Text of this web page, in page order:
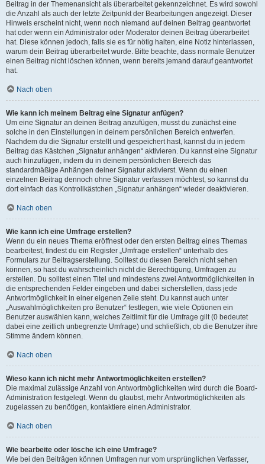
Beitrag in der Themenansicht als überarbeitet gekennzeichnet. Es wird sowohl
die Anzahl als auch der letzte Zeitpunkt der Bearbeitungen angezeigt. Dieser
Hinweis erscheint nicht, wenn noch niemand auf deinen Beitrag geantwortet
hat oder wenn ein Administrator oder Moderator deinen Beitrag überarbeitet
hat. Diese können jedoch, falls sie es für nötig halten, eine Notiz hinterlassen,
warum dein Beitrag überarbeitet wurde. Bitte beachte, dass normale Benutzer
einen Beitrag nicht löschen können, wenn bereits jemand darauf geantwortet
hat.
Nach oben
Wie kann ich meinem Beitrag eine Signatur anfügen?
Um eine Signatur an deinen Beitrag anzufügen, musst du zunächst eine
solche in den Einstellungen in deinem persönlichen Bereich entwerfen.
Nachdem du die Signatur erstellt und gespeichert hast, kannst du in jedem
Beitrag das Kästchen „Signatur anhängen“ aktivieren. Du kannst eine Signatur
auch hinzufügen, indem du in deinem persönlichen Bereich das
standardmäßige Anhängen deiner Signatur aktivierst. Wenn du einen
einzelnen Beitrag dennoch ohne Signatur verfassen möchtest, so kannst du
dort einfach das Kontrollkästchen „Signatur anhängen“ wieder deaktivieren.
Nach oben
Wie kann ich eine Umfrage erstellen?
Wenn du ein neues Thema eröffnest oder den ersten Beitrag eines Themas
bearbeitest, findest du ein Register „Umfrage erstellen“ unterhalb des
Formulars zur Beitragserstellung. Solltest du diesen Bereich nicht sehen
können, so hast du wahrscheinlich nicht die Berechtigung, Umfragen zu
erstellen. Du solltest einen Titel und mindestens zwei Antwortmöglichkeiten in
die entsprechenden Felder eingeben und dabei sicherstellen, dass jede
Antwortmöglichkeit in einer eigenen Zeile steht. Du kannst auch unter
„Auswahlmöglichkeiten pro Benutzer“ festlegen, wie viele Optionen ein
Benutzer auswählen kann, welches Zeitlimit für die Umfrage gilt (0 bedeutet
dabei eine zeitlich unbegrenzte Umfrage) und schließlich, ob die Benutzer ihre
Stimme ändern können.
Nach oben
Wieso kann ich nicht mehr Antwortmöglichkeiten erstellen?
Die maximal zulässige Anzahl von Antwortmöglichkeiten wird durch die Board-
Administration festgelegt. Wenn du glaubst, mehr Antwortmöglichkeiten als
zugelassen zu benötigen, kontaktiere einen Administrator.
Nach oben
Wie bearbeite oder lösche ich eine Umfrage?
Wie bei den Beiträgen können Umfragen nur vom ursprünglichen Verfasser,